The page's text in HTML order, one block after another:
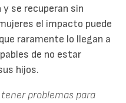
se recuperan sin
el impacto puede
raramente lo llegan a
de no estar
hijos.
problemas para